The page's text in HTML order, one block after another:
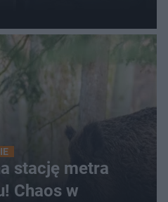
stację metra
Chaos w